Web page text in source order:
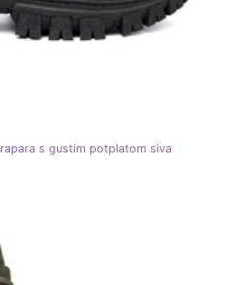
s gustim potplatom siva